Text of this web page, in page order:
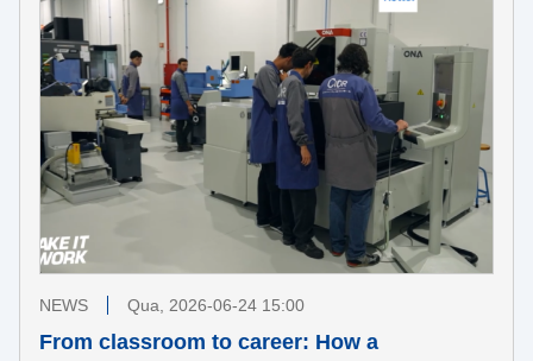
NEWS Qua, 2026-06-24 15:00
From classroom to career: How a